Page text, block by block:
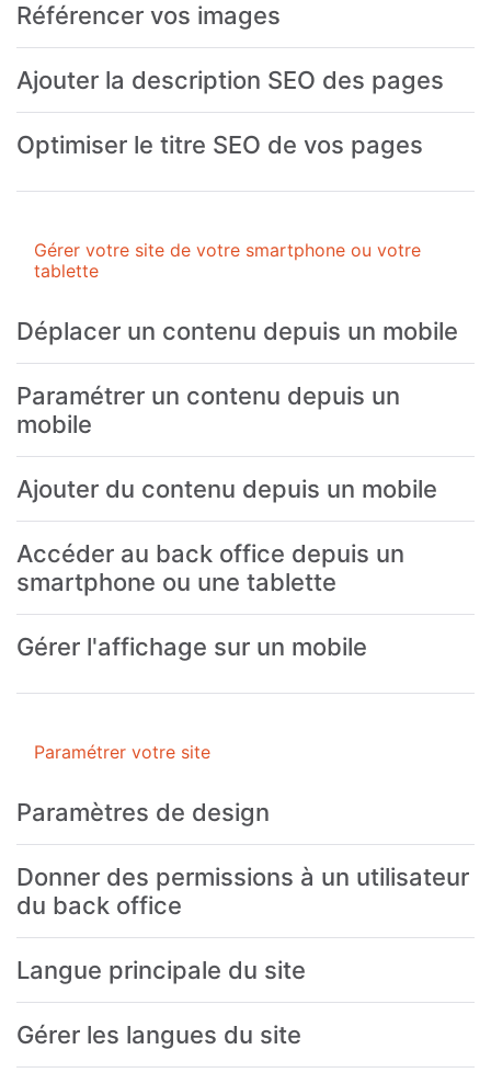
Référencer vos images
Ajouter la description SEO des pages
Optimiser le titre SEO de vos pages
Gérer votre site de votre smartphone ou votre
tablette
Déplacer un contenu depuis un mobile
Paramétrer un contenu depuis un
mobile
Ajouter du contenu depuis un mobile
Accéder au back office depuis un
smartphone ou une tablette
Gérer l'affichage sur un mobile
Paramétrer votre site
Paramètres de design
Donner des permissions à un utilisateur
du back office
Langue principale du site
Gérer les langues du site